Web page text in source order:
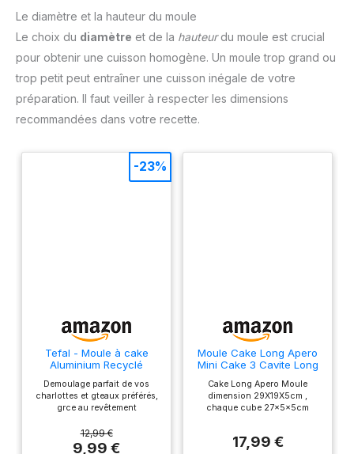
Le diamètre et la hauteur du moule
Le choix du diamètre et de la hauteurdu moule est crucial
pour obtenir une cuisson homogène. Un moule trop grand ou
trop petit peut entraîner une cuisson inégale de votre
préparation. Il faut veiller à respecter les dimensions
recommandées dans votre recette.
Tefal - Moule à cake
Aluminium Recyclé
cm
Demoulage parfait de vos
charlottes et gteaux préférés,
grce au revêtement
moule Haute resistance et
durabilite : Ce moule à gteau
12,99 €
9,99 €
-23%
Moule Cake Long Apero
Mini Cake 3 Cavite Long
Moule Silicone Gateau
Rectanguilaire 29x19cm
(Rouge)
Cake Long Apero Moule
dimension 29X19X5cm ,
chaque cube 27x5x5cm
moule pour patisserier Moule
17,99 €